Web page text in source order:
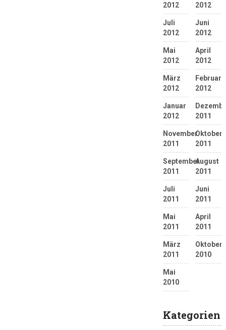
2012
2012
Juli
2012
Juni
2012
Mai
2012
April
2012
März
2012
Februar
2012
Januar
2012
2011
November
2011
Oktober
2011
September
2011
August
2011
Juli
2011
Juni
2011
Mai
2011
April
2011
März
2011
Oktober
2010
Mai
2010
Kategorien